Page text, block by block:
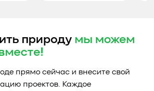
природу мы можем
прямо сейчас и внесите свой
проектов. Каждое